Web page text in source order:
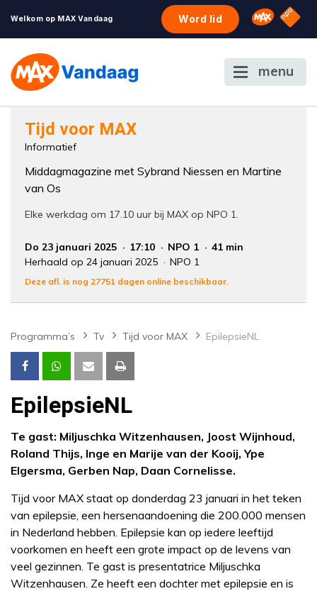
Welkom op MAX Vandaag Word lid Omroep
NPO
menu
Er is een licentie-fout opgetreden. Als het
contact op met onze klantenservice.
Tijd voor MAX
Informatief
Middagmagazine met Sybrand Niessen en Martine
van Os
Elke werkdag om 17.10 uur bij MAX op NPO 1.
Do 23 januari 2025 17:10 NPO 1
41 min
Herhaald op 24 januari 2025
NPO 1
Deze afl. is nog 27751 dagen online beschikbaar.
Programma’s Tv Tijd voor MAX EpilepsieNL
EpilepsieNL
Te gast: Miljuschka Witzenhausen, Joost Wijnhoud,
Roland Thijs, Inge en Marije van der Kooij, Ype
Elgersma, Gerben Nap, Daan Cornelisse.
Tijd voor MAX staat op donderdag 23 januari in het teken
van epilepsie, een hersenaandoening die 200.000 mensen
in Nederland hebben. Epilepsie kan op iedere leeftijd
voorkomen en heeft een grote impact op de levens van
veel gezinnen. Te gast is presentatrice Miljuschka
Witzenhausen. Ze heeft een dochter met epilepsie en is